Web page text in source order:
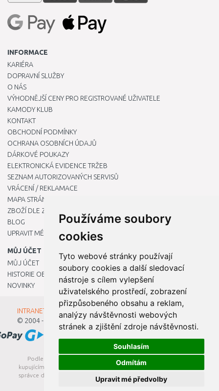
Používáme soubory
cookies
Tyto webové stránky používají
soubory cookies a další sledovací
nástroje s cílem vylepšení
uživatelského prostředí, zobrazení
přizpůsobeného obsahu a reklam,
analýzy návštěvnosti webových
stránek a zjištění zdroje návštěvnosti.
Souhlasím
Odmítám
Upravit mé předvolby
INFORMACE
KARIÉRA
DOPRAVNÍ SLUŽBY
O NÁS
VÝHODNĚJŠÍ CENY PRO REGISTROVANÉ UŽIVATELE
KAMODY KLUB
KONTAKT
OBCHODNÍ PODMÍNKY
OCHRANA OSOBNÍCH ÚDAJŮ
DÁRKOVÉ POUKAZY
ELEKTRONICKÁ EVIDENCE TRŽEB
SEZNAM AUTORIZOVANÝCH SERVISŮ
VRÁCENÍ / REKLAMACE
MAPA STRÁNKY
ZBOŽÍ DLE ZNAČEK
BLOG
UPRAVIT MÉ PŘEDVOLBY COOKIES
MŮJ ÚČET
MŮJ ÚČET
HISTORIE OBJEDNÁVEK
NOVINKY
INTRANET - Přihlášení pro zaměstnance
© 2004 - 2026
Kamody s.r.o.
Podle zákona o evidenci tržeb je prodávající povinen vystavit
kupujícímu účtenku. Zároveň je povinen zaevidovat přijatou tržbu u
správce daně online; v případě technického výpadku pak nejpozději
do 48 hodin.